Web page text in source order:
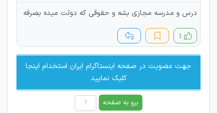
درس و مدرسه مجازی بشه و حقوقی که دولت میده بصرفه
۱
جهت عضویت در صفحه اینستاگرام ایران استخدام اینجا
کلیک نمایید
برو به صفحه